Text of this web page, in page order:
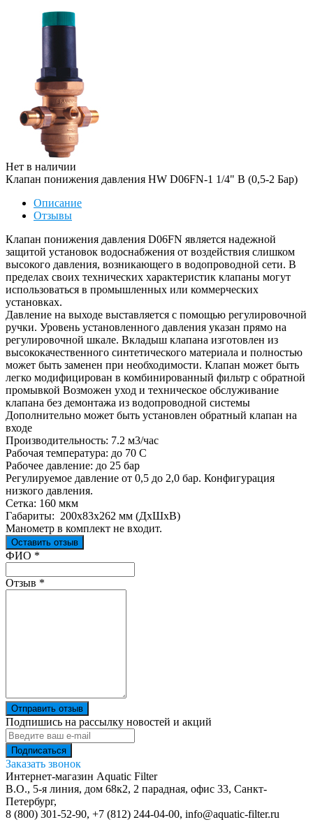
Нет в наличии
Клапан понижения давления HW D06FN-1 1/4" B (0,5-2 Бар)
Описание
Отзывы
Клапан понижения давления D06FN является надежной
защитой установок водоснабжения от воздействия слишком
высокого давления, возникающего в водопроводной сети. В
пределах своих технических характеристик клапаны могут
использоваться в промышленных или коммерческих
установках.
Давление на выходе выставляется с помощью регулировочной
ручки. Уровень установленного давления указан прямо на
регулировочной шкале. Вкладыш клапана изготовлен из
высококачественного синтетического материала и полностью
может быть заменен при необходимости. Клапан может быть
легко модифицирован в комбинированный фильтр с обратной
промывкой Возможен уход и техническое обслуживание
клапана без демонтажа из водопроводной системы
Дополнительно может быть установлен обратный клапан на
входе
Производительность: 7.2 м3/час
Рабочая температура: до 70 С
Рабочее давление: до 25 бар
Регулируемое давление от 0,5 до 2,0 бар. Конфигурация
низкого давления.
Сетка: 160 мкм
Габариты: 200х83х262 мм (ДхШхВ)
Манометр в комплект не входит.
Оставить отзыв
Ваш отзыв был отправлен!
ФИО *
Отзыв *
Отправить отзыв
Подпишись на рассылку новостей и акций
Заказать звонок
Интернет-магазин Aquatic Filter
В.О., 5-я линия, дом 68к2, 2 парадная, офис 33, Санкт-
Петербург,
8 (800) 301-52-90, +7 (812) 244-04-00, info@aquatic-filter.ru